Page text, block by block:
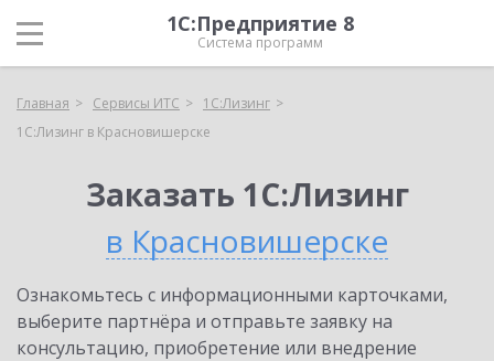
1С:Предприятие 8
Система программ
Главная Сервисы ИТС
1С:Лизинг
1С:Лизинг в Красновишерске
Заказать 1С:Лизинг
в Красновишерске
Ознакомьтесь с информационными карточками,
выберите партнёра и отправьте заявку на
консультацию, приобретение или внедрение